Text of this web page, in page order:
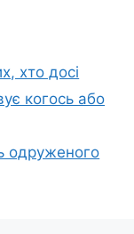
хто досі
когось або
одруженого